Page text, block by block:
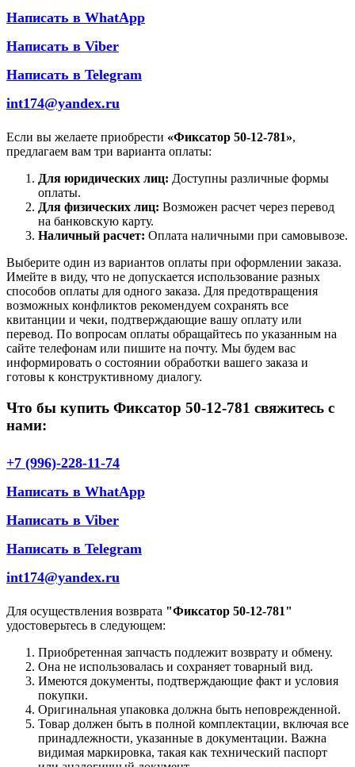
Написать в WhatApp
Написать в Viber
Написать в Telegram
int174@yandex.ru
Если вы желаете приобрести «Фиксатор 50-12-781»,
предлагаем вам три варианта оплаты:
Для юридических лиц: Доступны различные формы
оплаты.
Для физических лиц: Возможен расчет через перевод
на банковскую карту.
Наличный расчет: Оплата наличными при самовывозе.
Выберите один из вариантов оплаты при оформлении заказа.
Имейте в виду, что не допускается использование разных
способов оплаты для одного заказа. Для предотвращения
возможных конфликтов рекомендуем сохранять все
квитанции и чеки, подтверждающие вашу оплату или
перевод. По вопросам оплаты обращайтесь по указанным на
сайте телефонам или пишите на почту. Мы будем вас
информировать о состоянии обработки вашего заказа и
готовы к конструктивному диалогу.
Что бы купить Фиксатор 50-12-781 свяжитесь с
нами:
+7 (996)-228-11-74
Написать в WhatApp
Написать в Viber
Написать в Telegram
int174@yandex.ru
Для осуществления возврата "Фиксатор 50-12-781"
удостоверьтесь в следующем:
Приобретенная запчасть подлежит возврату и обмену.
Она не использовалась и сохраняет товарный вид.
Имеются документы, подтверждающие факт и условия
покупки.
Оригинальная упаковка должна быть неповрежденной.
Товар должен быть в полной комплектации, включая все
принадлежности, указанные в документации. Важна
видимая маркировка, такая как технический паспорт